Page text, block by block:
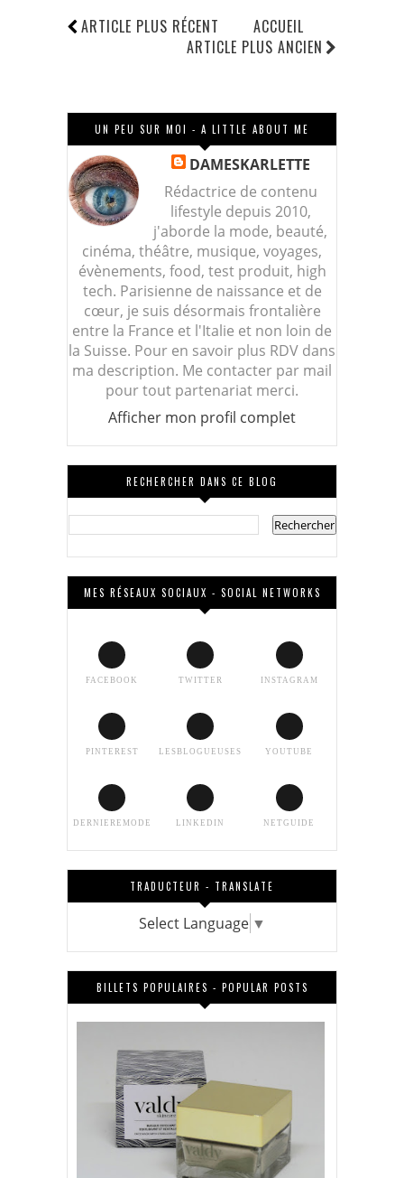
ARTICLE PLUS RÉCENT
ARTICLE PLUS ANCIEN
ACCUEIL
UN PEU SUR MOI - A LITTLE ABOUT ME
DAMESKARLETTE
Rédactrice de contenu
lifestyle depuis 2010,
j'aborde la mode, beauté,
cinéma, théâtre, musique, voyages,
évènements, food, test produit, high
tech. Parisienne de naissance et de
cœur, je suis désormais frontalière
entre la France et l'Italie et non loin de
la Suisse. Pour en savoir plus RDV dans
ma description. Me contacter par mail
pour tout partenariat merci.
Afficher mon profil complet
RECHERCHER DANS CE BLOG
MES RÉSEAUX SOCIAUX - SOCIAL NETWORKS
FACEBOOK TWITTER INSTAGRAM
PINTEREST LESBLOGUEUSES YOUTUBE
DERNIEREMODE LINKEDIN NETGUIDE
TRADUCTEUR - TRANSLATE
Select Language ▼
BILLETS POPULAIRES - POPULAR POSTS